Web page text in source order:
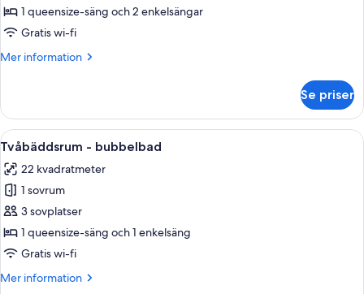
Superior
-
sovrum
1 queensize-säng och 2 enkelsängar
Gratis wi-fi
Mer information
Mer
Superior
2
Se priser
Öppna
alla
foton
för
Tvåbäddsrum
-
bubbelbad
Ett kompakt hotellrum med ett litet
4
Tvåbäddsrum - bubbelbad
22 kvadratmeter
1 sovrum
3 sovplatser
1 queensize-säng och 1 enkelsäng
Gratis wi-fi
Mer information
Mer